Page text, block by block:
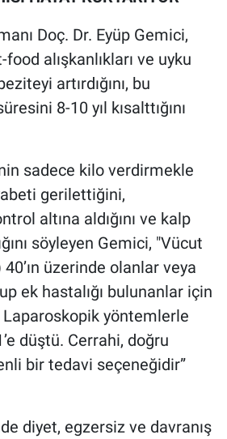
Doç. Dr. Eyüp Gemici,
alışkanlıkları ve uyku
artırdığını, bu
8-10 yıl kısalttığını
sadece kilo verdirmekle
gerilettiğini,
altına aldığını ve kalp
söyleyen Gemici, "Vücut
üzerinde olanlar veya
ek hastalığı bulunanlar için
yöntemlerle
düştü. Cerrahi, doğru
bir tedavi seçeneğidir”
diyet, egzersiz ve davranış